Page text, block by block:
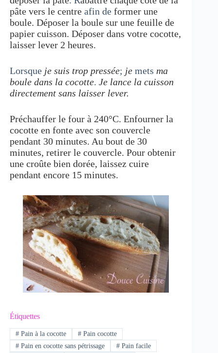
pâte vers le centre afin de former une
boule. Déposer la boule sur une feuille de
papier cuisson. Déposer dans votre cocotte,
laisser lever 2 heures.
Lorsque je suis trop pressée; je mets ma
boule dans la cocotte. Je lance la cuisson
directement sans laisser lever.
Préchauffer le four à 240°C. Enfourner la
cocotte en fonte avec son couvercle
pendant 30 minutes. Au bout de 30
minutes, retirer le couvercle. Pour obtenir
une croûte bien dorée, laissez cuire
pendant encore 15 minutes.
Étiquettes
#Pain à la cocotte #Pain cocotte
#Pain en cocotte sans pétrissage #Pain facile